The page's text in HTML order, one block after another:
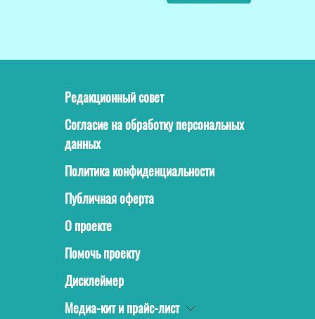
Редакционный совет
Согласие на обработку персональных
данных
Политика конфиденциальности
Публичная оферта
О проекте
Помочь проекту
Дисклеймер
Медиа-кит и прайс-лист